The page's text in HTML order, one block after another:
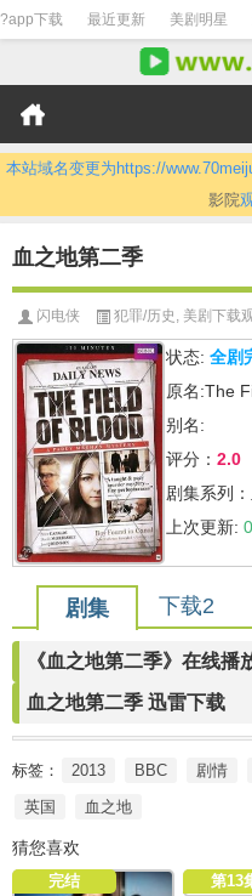
?app下载 最近更新 美剧明星
本站域名变更为https://
影院
血之地第二季
闪电侠 犯罪/历史 , 美剧下载
状态: 全剧
原名:The
别名:
评分： 2.0
剧集系列
上次更新:
剧集 下载2
《血之地第二季》在线播
血之地第二季 迅雷下载
标签： 2013 BBC 剧情
英国
血之地
猜您喜欢
完结
第13